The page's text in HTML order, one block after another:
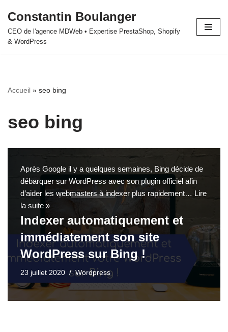
Aller
au
Constantin Boulanger
CEO de l'agence MDWeb • Expertise PrestaShop, Shopify
& WordPress
Accueil » seo bing
seo bing
Après Google il y a quelques semaines, Bing décide de
débarquer sur WordPress avec son plugin officiel afin
d’aider les webmasters à indexer plus rapidement… Lire
la suite »
Indexer automatiquement et
immédiatement son site
WordPress sur Bing !
23 juillet 2020 Wordpress